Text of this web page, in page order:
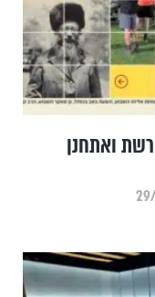
ואתחנן